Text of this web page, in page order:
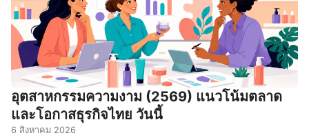
อุตสาหกรรมความงาม (2569) แนวโน้มตลาด
และโอกาสธุรกิจไทย วันนี้
6 สิงหาคม 2026